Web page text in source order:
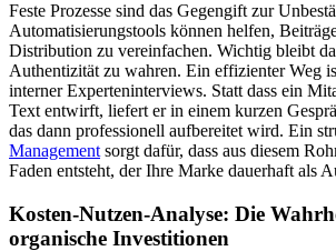
Feste Prozesse sind das Gegengift zur
Automatisierungstools können helfen,
Distribution zu vereinfachen. Wichtig bleibt
Authentizität zu wahren. Ein effizienter Weg
interner Experteninterviews. Statt dass ein
Text entwirft, liefert er in einem kurzen
das dann professionell aufbereitet wird. Ein
Management sorgt dafür, dass aus diesem
Faden entsteht, der Ihre Marke dauerhaft als
Kosten-Nutzen-Analyse: Die
organische Investitionen